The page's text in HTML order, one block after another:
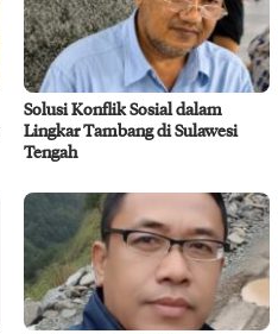
Solusi Konflik Sosial dalam
Lingkar Tambang di Sulawesi
Tengah